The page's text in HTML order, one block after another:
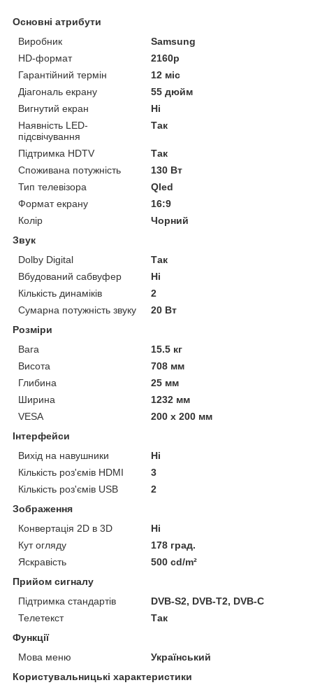
Основні атрибути
Виробник
Samsung
HD-формат
2160p
Гарантійний термін
12 міс
Діагональ екрану
55 дюйм
Вигнутий екран
Ні
Наявність LED-
підсвічування
Так
Підтримка HDTV
Так
Споживана потужність
130 Вт
Тип телевізора
Qled
Формат екрану
16:9
Колір
Чорний
Звук
Dolby Digital
Так
Вбудований сабвуфер
Ні
Кількість динаміків
2
Сумарна потужність звуку
20 Вт
Розміри
Вага
15.5 кг
Висота
708 мм
Глибина
25 мм
Ширина
1232 мм
VESA
200 x 200 мм
Інтерфейси
Вихід на навушники
Ні
Кількість роз'ємів HDMI
3
Кількість роз'ємів USB
2
Зображення
Конвертація 2D в 3D
Ні
Кут огляду
178 град.
Яскравість
500 cd/m²
Прийом сигналу
Підтримка стандартів
DVB-S2, DVB-T2, DVB-C
Телетекст
Так
Функції
Мова меню
Український
Користувальницькі характеристики